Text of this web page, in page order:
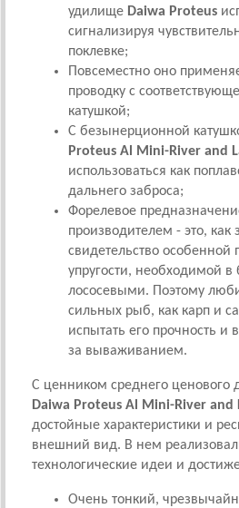
удилище Daiwa Proteus
сигнализируя
поклевке;
Повсеместно оно
проводку с
катушкой;
С безынерционной
Proteus Al Mini-River and
использоваться как
дальнего заброса;
Форелевое
производителем - это, как
свидетельство особенной
упругости, необходимой в
лососевыми. Поэтому
сильных рыб, как карп и
испытать его прочность и
за вываживанием.
С ценником среднего ценового
Daiwa Proteus Al Mini-River and
достойные характеристики и
внешний вид. В нем
технологические идеи и
Очень тонкий,